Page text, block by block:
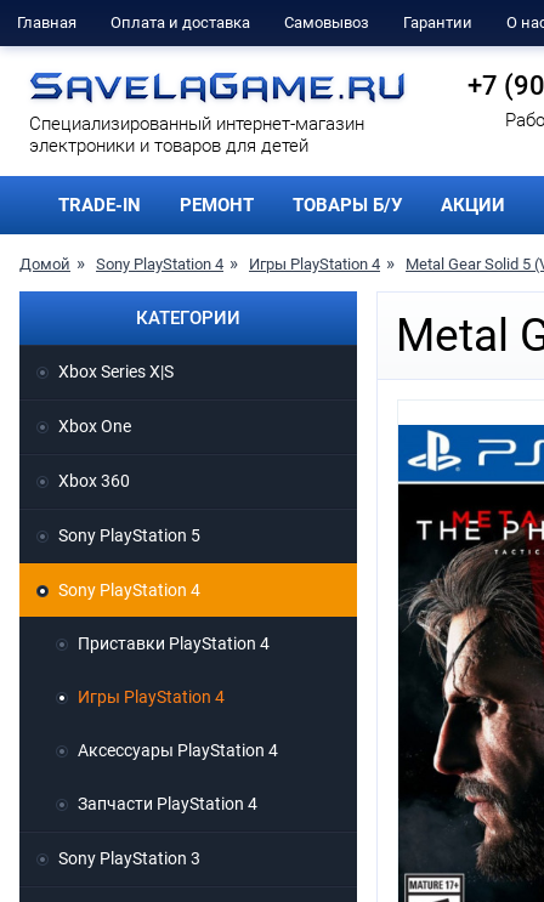
Главная Оплата и доставка Самовывоз Гарантии О
Cпециализированный интернет-магазин
электроники и товаров для детей
+7
TRADE-IN РЕМОНТ ТОВАРЫ Б/У АКЦИИ
Домой Sony PlayStation 4 Игры PlayStation 4 Metal Gear Solid 5
Metal
КАТЕГОРИИ
Xbox Series X|S
Xbox One
Xbox 360
Sony PlayStation 5
Sony PlayStation 4
Приставки PlayStation 4
Игры PlayStation 4
Аксессуары PlayStation 4
Запчасти PlayStation 4
Sony PlayStation 3